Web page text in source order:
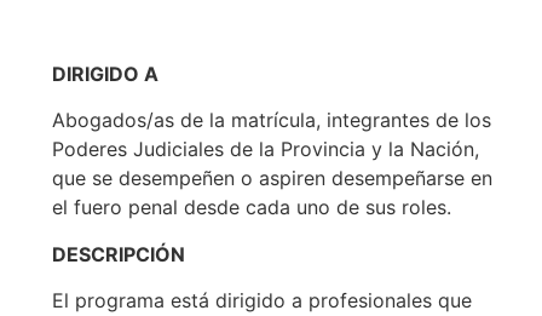
DIRIGIDO A
Abogados/as de la matrícula, integrantes de los
Poderes Judiciales de la Provincia y la Nación,
que se desempeñen o aspiren desempeñarse en
el fuero penal desde cada uno de sus roles.
DESCRIPCIÓN
El programa está dirigido a profesionales que